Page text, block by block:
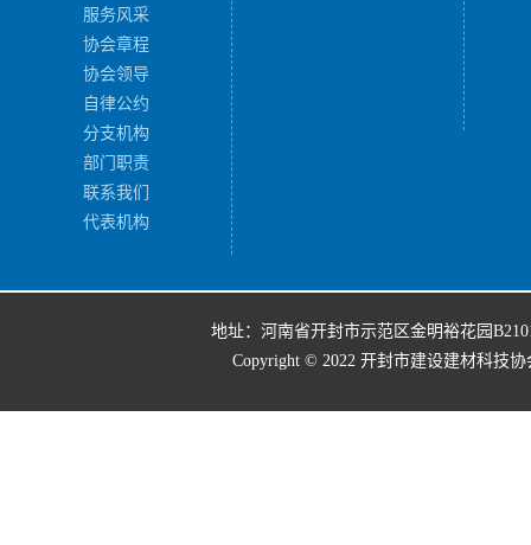
服务风采
协会章程
协会领导
自律公约
分支机构
部门职责
联系我们
代表机构
地址：河南省开封市示范区金明裕花园
Copyright © 2022 开封市建设建材科技协